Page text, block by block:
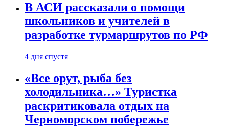
В АСИ рассказали о помощи
школьников и учителей в
разработке турмаршрутов по РФ
4 дня спустя
«Все орут, рыба без
холодильника…» Туристка
раскритиковала отдых на
Черноморском побережье